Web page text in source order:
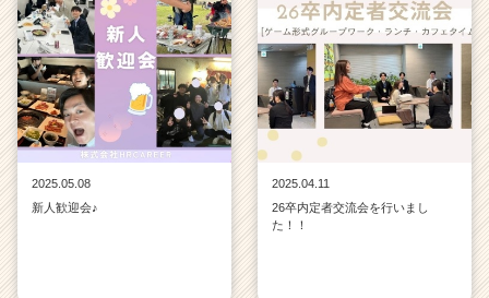
2025.05.08
新人歓迎会♪
2025.04.11
26卒内定者交流会を行いまし
た！！